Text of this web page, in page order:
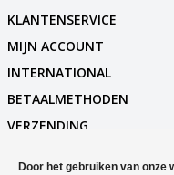
KLANTENSERVICE
MIJN ACCOUNT
INTERNATIONAL
BETAALMETHODEN
VERZENDING
Door het gebruiken van onze